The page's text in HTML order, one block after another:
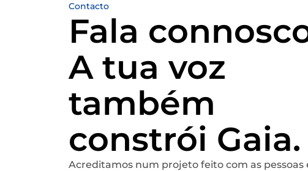
Contacto
Fala
A tua voz
também
constrói Gaia.
Acreditamos num projeto feito com as pessoas